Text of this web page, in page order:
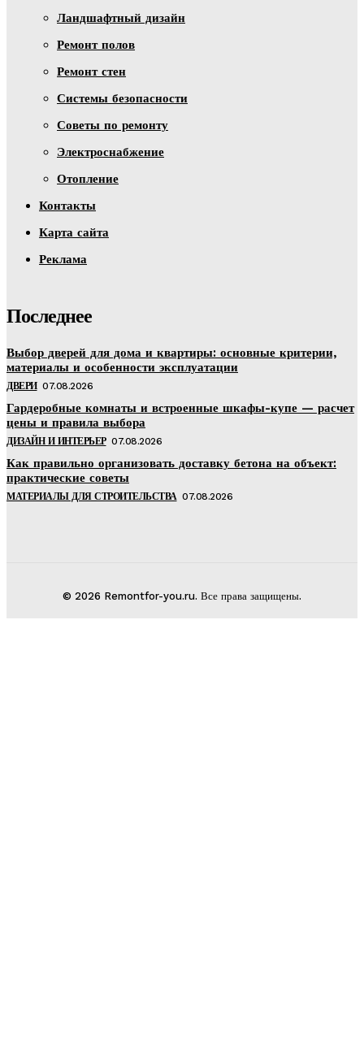
Ландшафтный дизайн
Ремонт полов
Ремонт стен
Системы безопасности
Советы по ремонту
Электроснабжение
Отопление
Контакты
Карта сайта
Реклама
Последнее
Выбор дверей для дома и квартиры: основные критерии,
материалы и особенности эксплуатации
ДВЕРИ 07.08.2026
Гардеробные комнаты и встроенные шкафы-купе — расчет
цены и правила выбора
ДИЗАЙН И ИНТЕРЬЕР 07.08.2026
Как правильно организовать доставку бетона на объект:
практические советы
МАТЕРИАЛЫ ДЛЯ СТРОИТЕЛЬСТВА 07.08.2026
© 2026 Remontfor-you.ru. Все права защищены.